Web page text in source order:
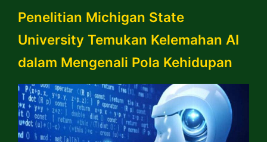
Penelitian Michigan State
University Temukan Kelemahan AI
dalam Mengenali Pola Kehidupan